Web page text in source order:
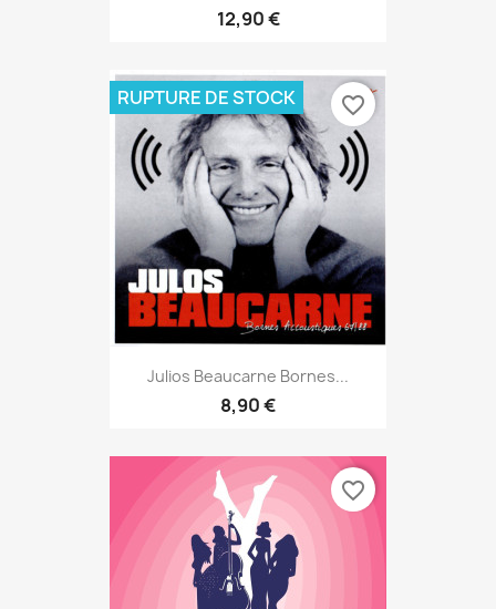
12,90 €
Julios Beaucarne Bornes...
8,90 €
RUPTURE DE STOCK favorite_border
favorite_border